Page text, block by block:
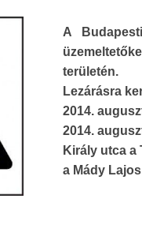
A
területén.
Lezárásra
2014.
2014.
Király utca a
a Mády